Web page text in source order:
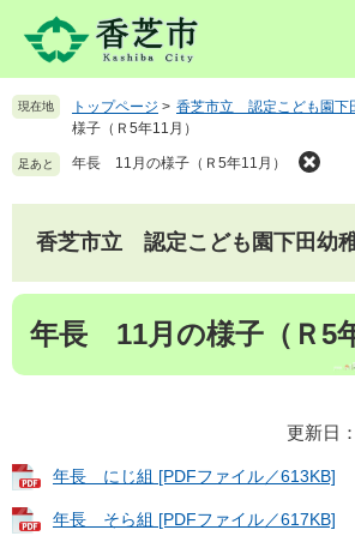
先を 現在地 トップページ > 香芝市立 認定こども園下
様子（Ｒ5年11月）
足あと 年長 11月の様子（Ｒ5年11月）
香芝市立 認定こども園下田幼
本
年長 11月の様子（Ｒ5
更新日
年長 にじ組 [PDFファイル／613KB]
年長 そら組 [PDFファイル／617KB]